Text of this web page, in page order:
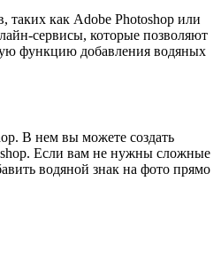
таких как Adobe Photoshop или
сервисы, которые позволяют
функцию добавления водяных
В нем вы можете создать
Если вам не нужны сложные
водяной знак на фото прямо